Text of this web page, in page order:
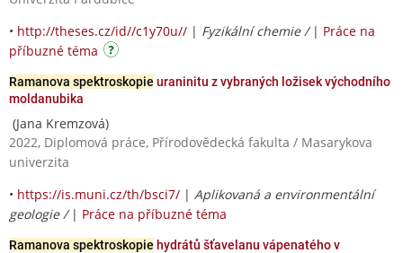
• http://theses.cz/id//c1y70u// | Fyzikální chemie / | Práce na
příbuzné téma
Ramanova spektroskopie uraninitu z vybraných ložisek východního
moldanubika
(Jana Kremzová)
2022, Diplomová práce, Přírodovědecká fakulta / Masarykova
univerzita
• https://is.muni.cz/th/bsci7/ | Aplikovaná a environmentální
geologie / | Práce na příbuzné téma
Ramanova spektroskopie hydrátů šťavelanu vápenatého v